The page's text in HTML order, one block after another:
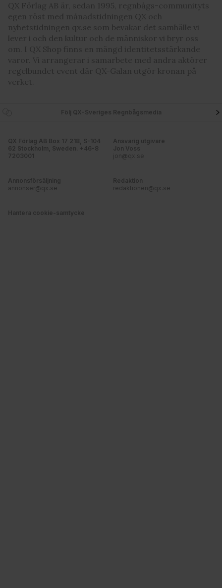
QX Förlag AB är, sedan 1995, regnbågs-communityts
egen röst med månadstidningen QX och
nyhetstidningen qx.se som bevakar det samhälle vi
lever i och den kultur och de människor vi bryr oss
om. I QX Shop finns en mängd identitetsstärkande
varor. Vi arrangerar i samarbete med andra aktörer
regelbundet event där QX-Galan utgör kronan på
verket.
Följ QX-Sveriges Regnbågsmedia
QX Förlag AB Box 17 218, S-104
62 Stockholm, Sweden. +46-8
7203001
Ansvarig utgivare
Jon Voss
jon@qx.se
Annonsförsäljning
annonser@qx.se
Redaktion
redaktionen@qx.se
Hantera cookie-samtycke